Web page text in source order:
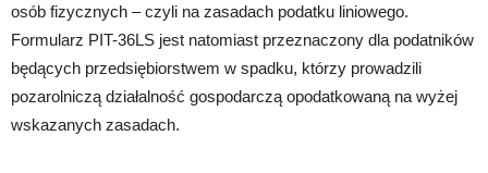
osób fizycznych – czyli na zasadach podatku liniowego.
Formularz PIT-36LS jest natomiast przeznaczony dla podatników
będących przedsiębiorstwem w spadku, którzy prowadzili
pozarolniczą działalność gospodarczą opodatkowaną na wyżej
wskazanych zasadach.